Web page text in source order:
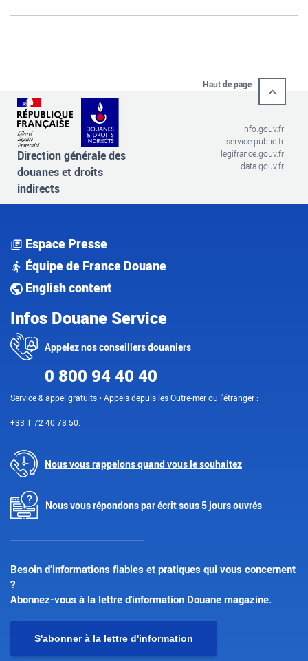
Haut de page
Direction générale des
douanes et droits
indirects
info.gouv.fr
service-public.fr
legifrance.gouv.fr
data.gouv.fr
Espace Presse
Équipe de France Douane
English content
Infos Douane Service
Appelez nos conseillers douaniers
0 800 94 40 40
Service & appel gratuits • Appels depuis les Outre-mer ou l'étranger :
+33 1 72 40 78 50.
Nous vous rappelons quand vous le souhaitez
Nous vous répondons par écrit sous 5 jours ouvrés
Besoin d’informations fiables et pratiques qui vous concernent
?
Abonnez-vous à la lettre d'information Douane magazine.
S'abonner à la lettre d'information